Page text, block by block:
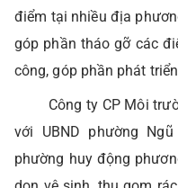
điểm tại nhiều địa
góp phần tháo gỡ các
công, góp phần phát
Công ty CP Môi
với UBND phường
phường huy động